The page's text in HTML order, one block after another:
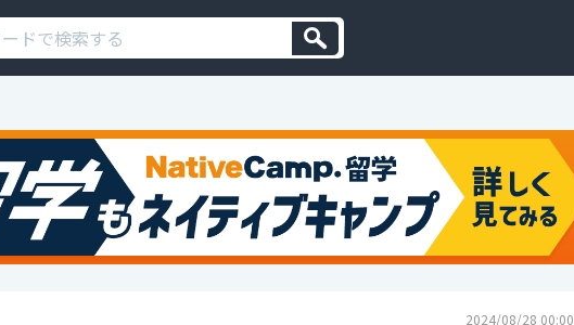
2024/08/28 00:00